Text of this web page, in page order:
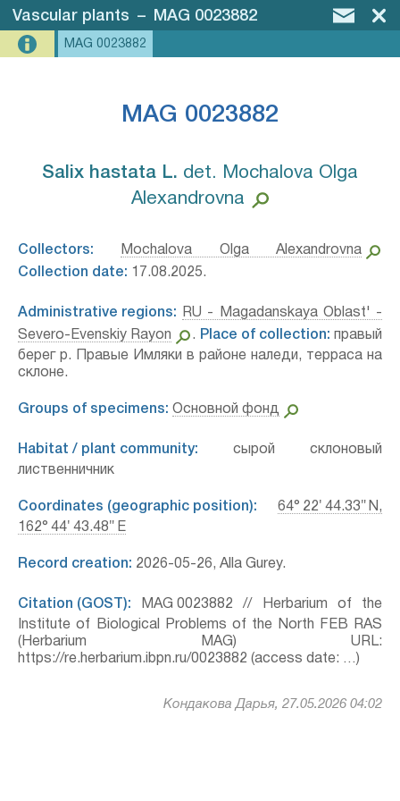
Vascular plants – MAG 0023882
MAG 0023882
MAG 0023882
Salix hastata L.⁣ det. Mochalova Olga
Alexandrovna
Collectors:
Mochalova Olga Alexandrovna
Collection date: 17.08.2025.
Administrative regions:
RU - Magadanskaya Oblast' -
Severo-Evenskiy Rayon
. Place of collection: правый
берег р. Правые Имляки в районе наледи, терраса на
склоне.
Groups of specimens: Основной фонд
Habitat / plant community: сырой склоновый
лиственничник
Coordinates (geographic position):
64° 22′ 44.33″ N,
162° 44′ 43.48″ E
Record creation: 2026-05-26, Alla Gurey.
Citation (GOST): MAG 0023882 // Herbarium of the
Institute of Biological Problems of the North FEB RAS
(Herbarium MAG) URL:
https://re.herbarium.ibpn.ru/0023882 (access date: …)
Кондакова Дарья, 27.05.2026 04:02